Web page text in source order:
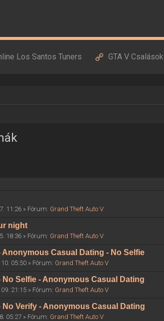
Los Santos Tuners GTA V Csalások
11:26 » Fórum: Grand Theft Auto V
night
18:36 » Fórum: Grand Theft Auto V
Anonymous Casual Dating - No Selfie
10. 05:50 » Fórum: Grand Theft Auto V
No Selfie - Anonymous Casual Dating
09. 21:15 » Fórum: Grand Theft Auto V
No Verify - Anonymous Casual Dating
05:27 » Fórum: Grand Theft Auto V